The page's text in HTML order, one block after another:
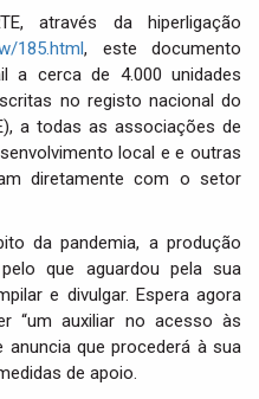
através da hiperligação
185.html, este documento
a cerca de 4.000 unidades
no registo nacional do
a todas as associações de
local e e outras
diretamente com o setor
da pandemia, a produção
que aguardou pela sua
e divulgar. Espera agora
“um auxiliar no acesso às
anuncia que procederá à sua
de apoio.